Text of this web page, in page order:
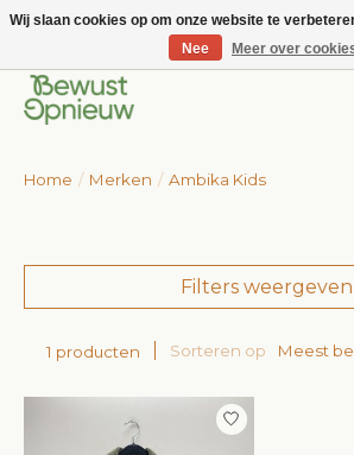
Wij bieden het grootste aanbod in betaalbare
Home / Merken / Ambika Kids
Filters weergeven
1 producten Sorteren op Meest
Wij slaan cookies op om onze website te
Nee
Meer over